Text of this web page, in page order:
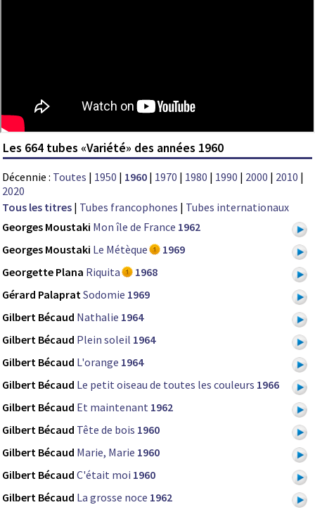
Les 664 tubes «Variété» des années 1960
Décennie : Toutes | 1950 | 1960 | 1970 | 1980 | 1990 | 2000 | 2010 |
2020
Tous les titres | Tubes francophones | Tubes internationaux
Georges Moustaki Mon île de France 1962
Georges Moustaki Le Métèque
1969
Georgette Plana Riquita
1968
Gérard PalapratSodomie 1969
Gilbert Bécaud Nathalie 1964
Gilbert Bécaud Plein soleil 1964
Gilbert Bécaud L'orange 1964
Gilbert Bécaud Le petit oiseau de toutes les couleurs 1966
Gilbert Bécaud Et maintenant 1962
Gilbert Bécaud Tête de bois 1960
Gilbert Bécaud Marie, Marie 1960
Gilbert Bécaud C'était moi 1960
Gilbert Bécaud La grosse noce 1962